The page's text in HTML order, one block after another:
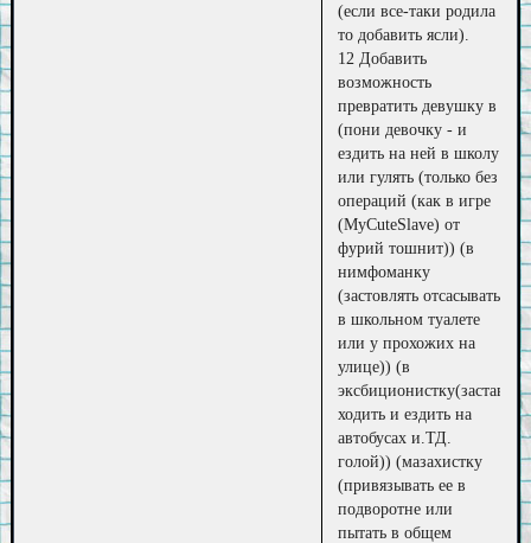
(если все-таки родила
то добавить ясли).
12 Добавить
возможность
превратить девушку в
(пони девочку - и
ездить на ней в школу
или гулять (только без
операций (как в игре
(MyCuteSlave) от
фурий тошнит)) (в
нимфоманку
(застовлять отсасывать
в школьном туалете
или у прохожих на
улице)) (в
ходить и ездить на
автобусах и.ТД.
голой)) (мазахистку
(привязывать ее в
подворотне или
пытать в общем